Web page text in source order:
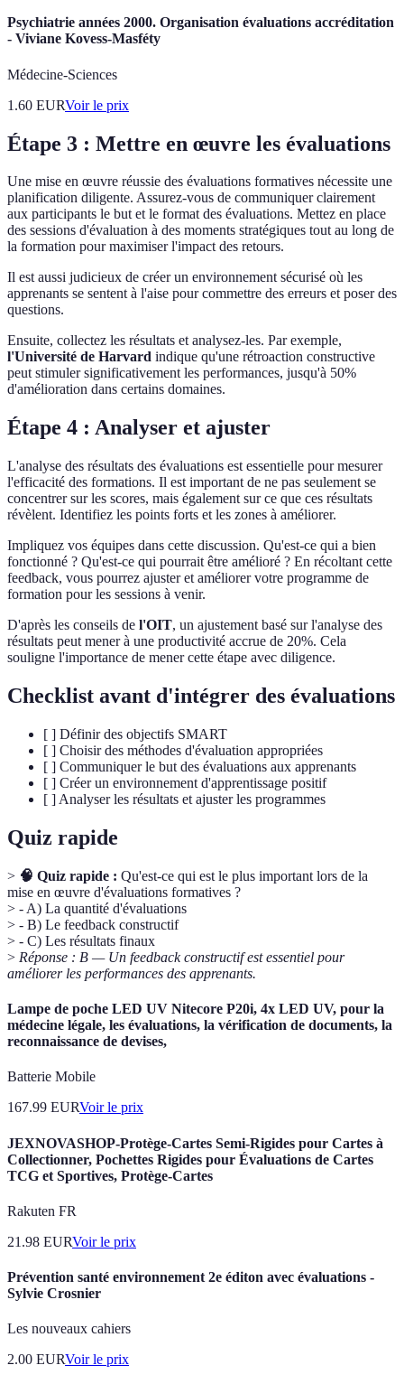
Psychiatrie années 2000. Organisation évaluations accréditation
- Viviane Kovess-Masféty
Médecine-Sciences
1.60 EURVoir le prix
Étape 3 : Mettre en œuvre les évaluations
Une mise en œuvre réussie des évaluations formatives nécessite une
planification diligente. Assurez-vous de communiquer clairement
aux participants le but et le format des évaluations. Mettez en place
des sessions d'évaluation à des moments stratégiques tout au long de
la formation pour maximiser l'impact des retours.
Il est aussi judicieux de créer un environnement sécurisé où les
apprenants se sentent à l'aise pour commettre des erreurs et poser des
questions.
Ensuite, collectez les résultats et analysez-les. Par exemple,
l'Université de Harvard indique qu'une rétroaction constructive
peut stimuler significativement les performances, jusqu'à 50%
d'amélioration dans certains domaines.
Étape 4 : Analyser et ajuster
L'analyse des résultats des évaluations est essentielle pour mesurer
l'efficacité des formations. Il est important de ne pas seulement se
concentrer sur les scores, mais également sur ce que ces résultats
révèlent. Identifiez les points forts et les zones à améliorer.
Impliquez vos équipes dans cette discussion. Qu'est-ce qui a bien
fonctionné ? Qu'est-ce qui pourrait être amélioré ? En récoltant cette
feedback, vous pourrez ajuster et améliorer votre programme de
formation pour les sessions à venir.
D'après les conseils de l'OIT, un ajustement basé sur l'analyse des
résultats peut mener à une productivité accrue de 20%. Cela
souligne l'importance de mener cette étape avec diligence.
Checklist avant d'intégrer des évaluations
[ ] Définir des objectifs SMART
[ ] Choisir des méthodes d'évaluation appropriées
[ ] Communiquer le but des évaluations aux apprenants
[ ] Créer un environnement d'apprentissage positif
[ ] Analyser les résultats et ajuster les programmes
Quiz rapide
> 🧠 Quiz rapide : Qu'est-ce qui est le plus important lors de la
mise en œuvre d'évaluations formatives ?
> - A) La quantité d'évaluations
> - B) Le feedback constructif
> - C) Les résultats finaux
> Réponse : B — Un feedback constructif est essentiel pour
améliorer les performances des apprenants.
Lampe de poche LED UV Nitecore P20i, 4x LED UV, pour la
médecine légale, les évaluations, la vérification de documents, la
reconnaissance de devises,
Batterie Mobile
167.99 EURVoir le prix
JEXNOVASHOP-Protège-Cartes Semi-Rigides pour Cartes à
Collectionner, Pochettes Rigides pour Évaluations de Cartes
TCG et Sportives, Protège-Cartes
Rakuten FR
21.98 EURVoir le prix
Prévention santé environnement 2e éditon avec évaluations -
Sylvie Crosnier
Les nouveaux cahiers
2.00 EURVoir le prix